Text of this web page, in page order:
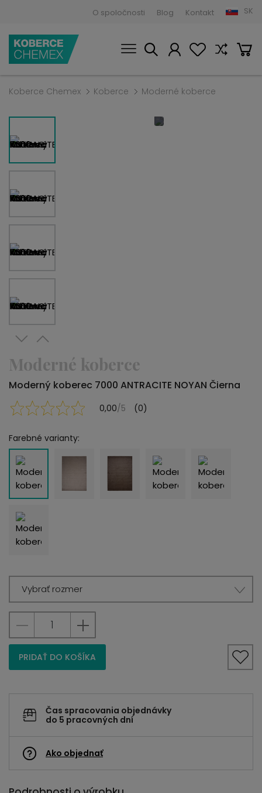
O spoločnosti Blog Kontakt SK
Koberce Chemex Koberce Moderné koberce
Moderné koberce
Moderný koberec 7000 ANTRACITE NOYAN Čierna
0,00/5 (0)
Farebné varianty:
Vybrať rozmer
PRIDAŤ DO KOŠÍKA
Čas spracovania objednávky
do 5 pracovných dní
Ako objednať